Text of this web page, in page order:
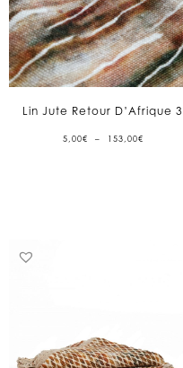
Lin Jute Retour D’Afrique 3
5,00€ – 153,00€PLAGE
DE